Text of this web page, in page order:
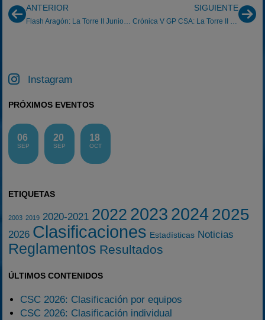
ANTERIOR SIGUIENTE
Instagram
PRÓXIMOS EVENTOS
06
SEP
20
SEP
18
OCT
ETIQUETAS
2003 2019 2020-2021 2022 2023 20242025
2026 Clasificaciones Estadísticas Noticias
Reglamentos Resultados
ÚLTIMOS CONTENIDOS
CSC 2026: Clasificación por equipos
CSC 2026: Clasificación individual